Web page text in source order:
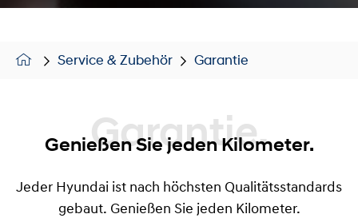
Service & Zubehör Garantie
Garantie.
Genießen Sie jeden Kilometer.
Jeder Hyundai ist nach höchsten Qualitätsstandards
gebaut. Genießen Sie jeden Kilometer.